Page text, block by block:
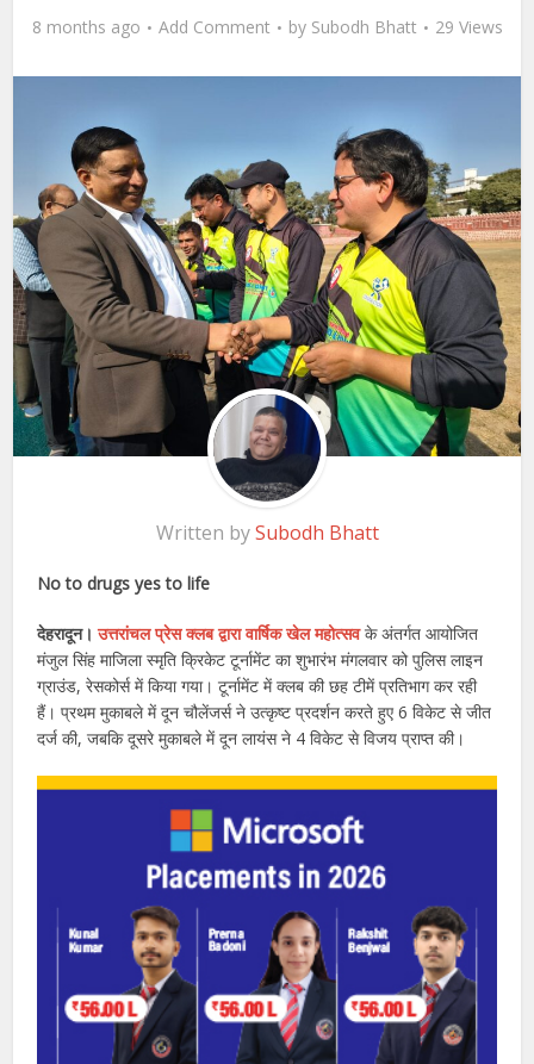
8 months ago Add Comment by Subodh Bhatt 29 Views
Written bySubodh Bhatt
No to drugs yes to life
देहरादून। उत्तरांचल प्रेस क्लब द्वारा वार्षिक खेल महोत्सवके अंतर्गत आयोजित
मंजुल सिंह माजिला स्मृति क्रिकेट टूर्नामेंट का शुभारंभ मंगलवार को पुलिस लाइन
ग्राउंड, रेसकोर्स में किया गया। टूर्नामेंट में क्लब की छह टीमें प्रतिभाग कर रही
हैं। प्रथम मुकाबले में दून चौलेंजर्स ने उत्कृष्ट प्रदर्शन करते हुए 6 विकेट से जीत
दर्ज की, जबकि दूसरे मुकाबले में दून लायंस ने 4 विकेट से विजय प्राप्त की।